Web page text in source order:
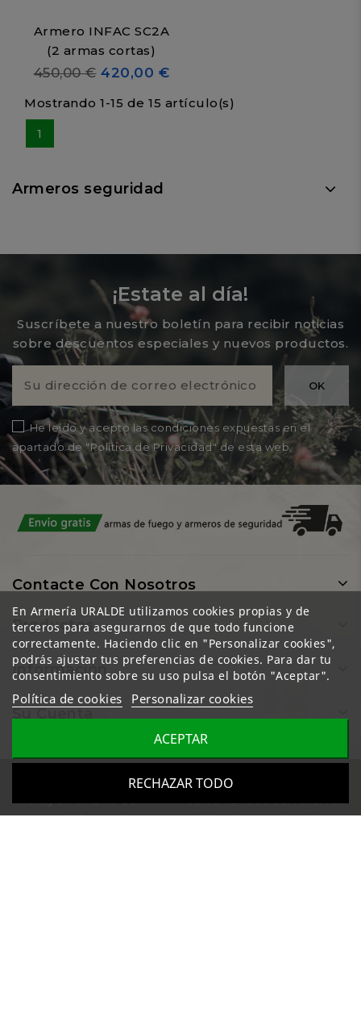
Armero INFAC SC2A
(2 armas cortas)
450,00 € 420,00 €
Mostrando 1-15 de 15 artículo(s)
1
Armeros seguridad
¡Estate al día!
Suscríbete a nuestro boletín para recibir noticias
sobre descuentos especiales y nuevos productos.
He leído y acepto las condiciones expuestas en el
apartado de "Política de Privacidad" de esta web.
Contacte Con Nosotros
Productos
Información
En Armería URALDE utilizamos cookies propias y de
terceros para asegurarnos de que todo funcione
correctamente. Haciendo clic en "Personalizar cookies",
podrás ajustar tus preferencias de cookies. Para dar tu
consentimiento sobre su uso pulsa el botón "Aceptar".
Política de cookies Personalizar cookies
RECHAZAR TODO
ACEPTAR
Todos los precios mostrados en esta web
incluyen el 21% de IVA. Precios válidos salvo error
u omisión y sujetos a cambios sin previo aviso.